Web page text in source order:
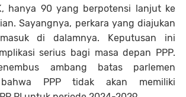
hanya 90 yang berpotensi lanjut ke
Sayangnya, perkara yang diajukan
di dalamnya. Keputusan ini
serius bagi masa depan PPP.
ambang batas parlemen
bahwa PPP tidak akan memiliki